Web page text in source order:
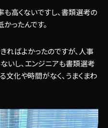
も高くないですし、書類選考の
ったんです。
ればよかったのですが、人事
いし、エンジニアも書類選考
文化や時間がなく、うまくまわ